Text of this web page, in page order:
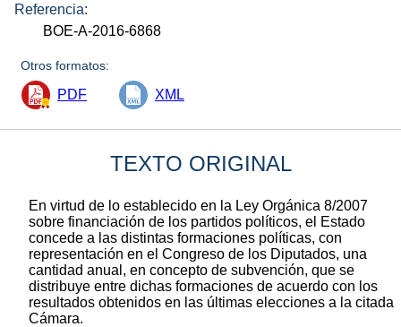
Referencia:
BOE-A-2016-6868
Otros formatos:
PDF XML
TEXTO ORIGINAL
En virtud de lo establecido en la Ley Orgánica 8/2007
sobre financiación de los partidos políticos, el Estado
concede a las distintas formaciones políticas, con
representación en el Congreso de los Diputados, una
cantidad anual, en concepto de subvención, que se
distribuye entre dichas formaciones de acuerdo con los
resultados obtenidos en las últimas elecciones a la citada
Cámara.